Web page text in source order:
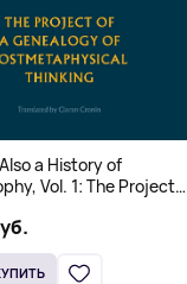
a History of
Vol. 1: The Project
Thinking
переплет)